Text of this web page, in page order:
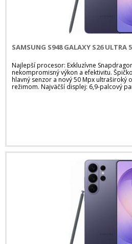
SAMSUNG S948 GALAXY S26 ULTRA
Najlepší procesor: Exkluzívne
nekompromisný výkon a efektivitu.
hlavný senzor a nový 50 Mpx ultraširoký
režimom. Najväčší displej: 6,9-palcový